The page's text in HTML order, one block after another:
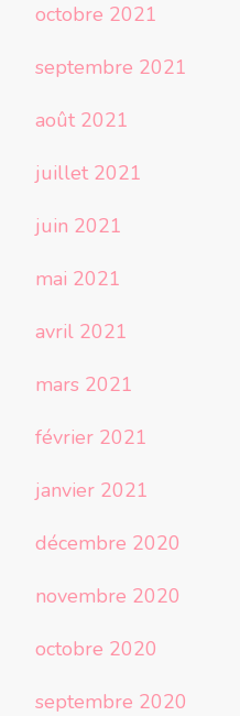
octobre 2021
septembre 2021
août 2021
juillet 2021
juin 2021
mai 2021
avril 2021
mars 2021
février 2021
janvier 2021
décembre 2020
novembre 2020
octobre 2020
septembre 2020